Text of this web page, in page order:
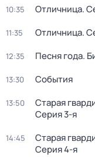
10:35 Отличница.
11:35 Отличница.
12:35 Песня года.
13:30 События
13:50 Старая
Серия 3-я
14:45 Старая
Серия 4-я